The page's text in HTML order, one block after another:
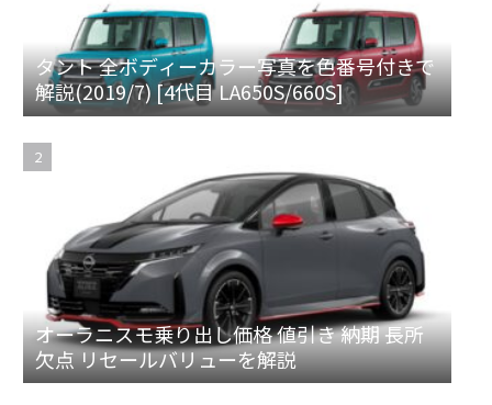
タント 全ボディーカラー写真を色番号付きで
解説(2019/7) [4代目 LA650S/660S]
オーラニスモ乗り出し価格 値引き 納期 長所
欠点 リセールバリューを解説